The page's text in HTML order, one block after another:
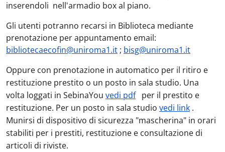
inserendoli nell'armadio box al piano.
Gli utenti potranno recarsi in Biblioteca mediante
prenotazione per appuntamento email:
bibliotecaecofin@uniroma1.it ; bisg@uniroma1.it
Oppure con prenotazione in automatico per il ritiro e
restituzione prestito o un posto in sala studio. Una
volta loggati in SebinaYou vedi pdfper il prestito e
restituzione. Per un posto in sala studio vedi link .
Munirsi di dispositivo di sicurezza "mascherina" in orari
stabiliti per i prestiti, restituzione e consultazione di
articoli di riviste.